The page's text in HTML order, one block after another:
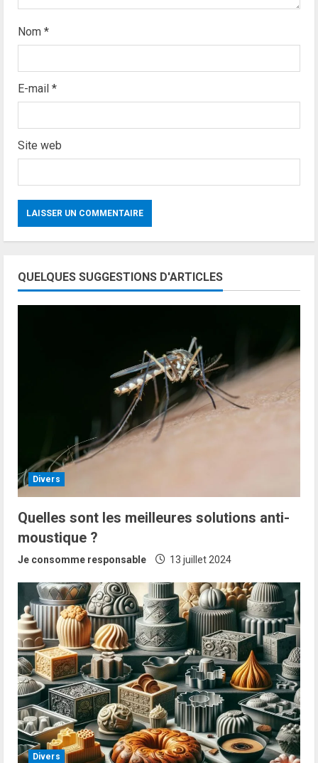
g
Nom *
E-mail *
Site web
QUELQUES SUGGESTIONS D'ARTICLES
Divers
Quelles sont les meilleures solutions anti-
moustique ?
Je consomme responsable 13 juillet 2024
Divers